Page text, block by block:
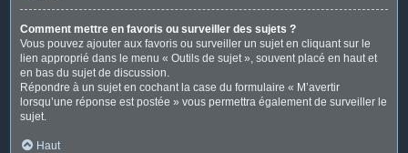
Comment mettre en favoris ou surveiller des sujets ?
Vous pouvez ajouter aux favoris ou surveiller un sujet en cliquant sur le
lien approprié dans le menu « Outils de sujet », souvent placé en haut et
en bas du sujet de discussion.
Répondre à un sujet en cochant la case du formulaire « M’avertir
lorsqu’une réponse est postée » vous permettra également de surveiller le
sujet.
Haut